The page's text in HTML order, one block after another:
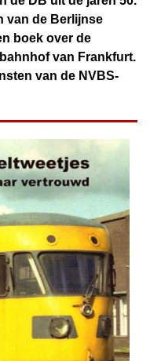
van de Berlijnse
boek over de
van Frankfurt.
van de NVBS-